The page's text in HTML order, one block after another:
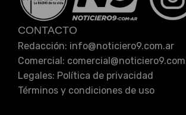
CONTACTO
Redacción: info@noticiero9.com.ar
Comercial: comercial @
Legales: Política de privacidad
Términos y condiciones de uso